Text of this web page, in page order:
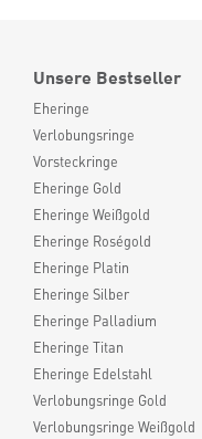
Unsere Bestseller
Eheringe
Verlobungsringe
Vorsteckringe
Eheringe Gold
Eheringe Weißgold
Eheringe Roségold
Eheringe Platin
Eheringe Silber
Eheringe Palladium
Eheringe Titan
Eheringe Edelstahl
Verlobungsringe Gold
Verlobungsringe Weißgold